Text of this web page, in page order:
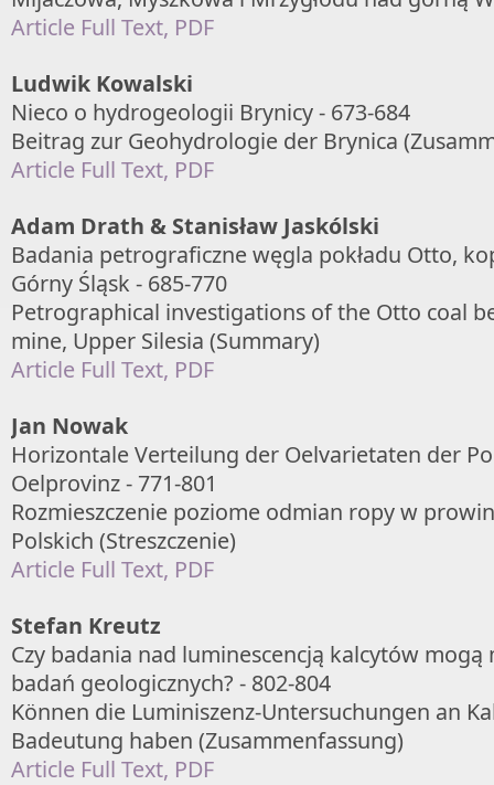
Article Full Text, PDF
Ludwik Kowalski
Nieco o hydrogeologii Brynicy - 673-684
Beitrag zur Geohydrologie der Brynica
Article Full Text, PDF
Adam Drath & Stanisław Jaskólski
Badania petrograficzne węgla pokładu Otto,
Górny Śląsk - 685-770
Petrographical investigations of the Otto coal
mine, Upper Silesia (Summary)
Article Full Text, PDF
Jan Nowak
Horizontale Verteilung der Oelvarietaten der
Oelprovinz - 771-801
Rozmieszczenie poziome odmian ropy w
Polskich (Streszczenie)
Article Full Text, PDF
Stefan Kreutz
Czy badania nad luminescencją kalcytów mogą
badań geologicznych? - 802-804
Können die Luminiszenz-Untersuchungen an
Badeutung haben (Zusammenfassung)
Article Full Text, PDF